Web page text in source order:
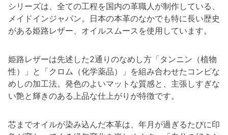
シリーズは、全ての工程を国内の革職人が制作している、
メイドインジャパン。日本の本革のなかでも特に長い歴史
がある姫路レザー、オイルスムースを使用しています。
姫路レザーは先述した2通りのなめし方「タンニン（植物
性）」と「クロム（化学薬品）」を組み合わせたコンビな
めしの加工法。発色のよいマットな質感と、主張しすぎな
い艶と輝きのある上品な仕上がりが特徴です。
芯までオイルが染み込んだ本革は、年月が過ぎるたびに印